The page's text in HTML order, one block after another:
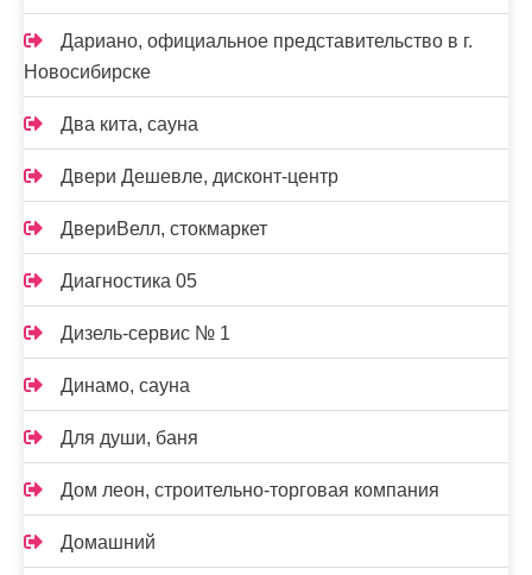
Дариано, официальное представительство в г.
Новосибирске
Два кита, сауна
Двери Дешевле, дисконт-центр
ДвериВелл, стокмаркет
Диагностика 05
Дизель-сервис № 1
Динамо, сауна
Для души, баня
Дом леон, строительно-торговая компания
Домашний